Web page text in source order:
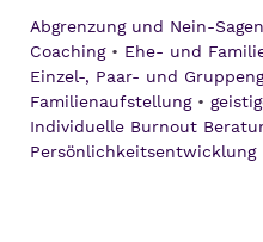
Abgrenzung und Nein-
Coaching
Ehe- und
Einzel-, Paar- und
Familienaufstellung
Individuelle Burnout
Persönlichkeitsentwicklung